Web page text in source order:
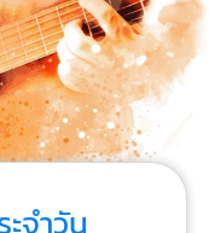
จำวัน